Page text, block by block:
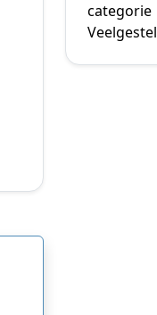
categorie